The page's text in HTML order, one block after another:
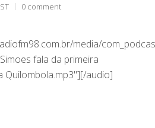
0 comment
media/
fala da primeira
Quilombola.mp3"][/audio]